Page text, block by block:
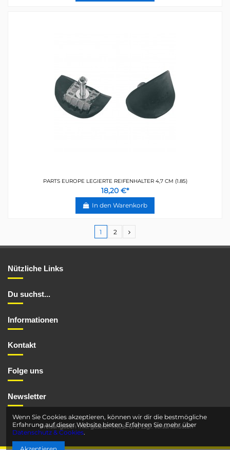
PARTS EUROPE LEGIERTE REIFENHALTER 4,7 CM (1.85)
18,20 €*
In den Warenkorb
1 2
Nützliche Links
Du suchst...
Informationen
Kontakt
Folge uns
Newsletter
*Preisangaben inkl. gesetzl. MwSt. undzzgl. Versandkosten
Wenn Sie Cookies akzeptieren, können wir dir die bestmögliche
Erfahrung auf dieser Website bieten. Erfahren Sie mehr über
Datenschutz & Cookies.